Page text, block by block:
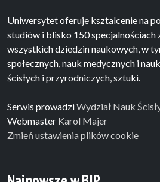
Uniwersytet oferuje ksztalcenie na
studiów i blisko 150 specjalnościach
wszystkich dziedzin naukowych, w
społecznych, nauk medycznych i
ścisłych i przyrodniczych, sztuki.
Serwis prowadziWydział Nauk
Webmaster Karol Majer
Zmień ustawienia plików cookie